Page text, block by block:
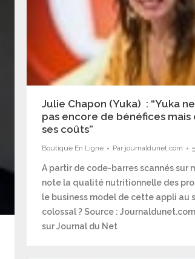
Julie Chapon (Yuka) : “Yuka
pas encore de bénéfices
ses coûts”
Boutique En Ligne Par journaldunet.com
A partir de code-barres scannés sur
note la qualité nutritionnelle des
le business model de cette appli au
colossal ? Source :
sur Journal du Net